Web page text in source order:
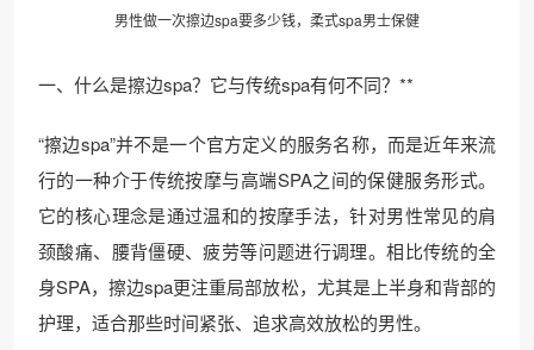
男性做一次擦边spa要多少钱，柔式spa男士保健
一、什么是擦边spa？它与传统spa有何不同？**
“擦边spa”并不是一个官方定义的服务名称，而是近年来流
行的一种介于传统按摩与高端SPA之间的保健服务形式。
它的核心理念是通过温和的按摩手法，针对男性常见的肩
颈酸痛、腰背僵硬、疲劳等问题进行调理。相比传统的全
身SPA，擦边spa更注重局部放松，尤其是上半身和背部的
护理，适合那些时间紧张、追求高效放松的男性。